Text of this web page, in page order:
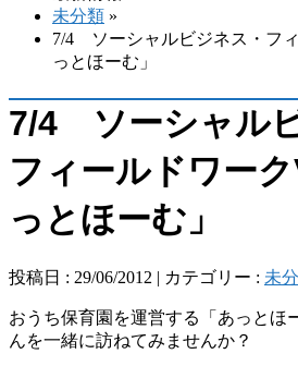
未分類 »
7/4 ソーシャルビジネス・フ
っとほーむ」
7/4 ソーシャル
フィールドワー
っとほーむ」
投稿日 : 29/06/2012 | カテゴリー : 未
おうち保育園を運営する「あっとほ
んを一緒に訪ねてみませんか？